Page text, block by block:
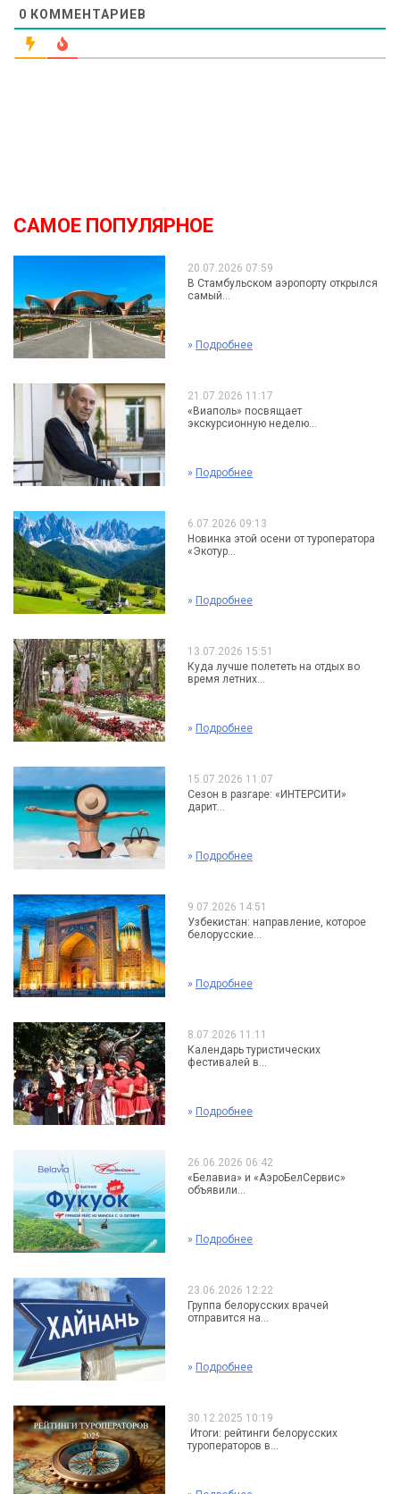
0 КОММЕНТАРИЕВ
САМОЕ ПОПУЛЯРНОЕ
20.07.2026 07:59
В Стамбульском аэропорту открылся
самый...
» Подробнее
21.07.2026 11:17
«Виаполь» посвящает
экскурсионную неделю...
» Подробнее
6.07.2026 09:13
Новинка этой осени от туроператора
«Экотур...
» Подробнее
13.07.2026 15:51
Куда лучше полететь на отдых во
время летних...
» Подробнее
15.07.2026 11:07
Сезон в разгаре: «ИНТЕРСИТИ»
дарит...
» Подробнее
9.07.2026 14:51
Узбекистан: направление, которое
белорусские...
» Подробнее
8.07.2026 11:11
Календарь туристических
фестивалей в...
» Подробнее
26.06.2026 06:42
«Белавиа» и «АэроБелСервис»
объявили...
» Подробнее
23.06.2026 12:22
Группа белорусских врачей
отправится на...
» Подробнее
30.12.2025 10:19
Итоги: рейтинги белорусских
туроператоров в...